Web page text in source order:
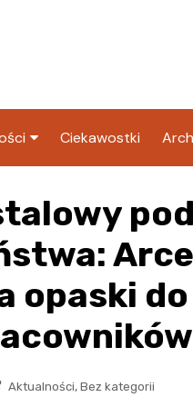
Ciekawostki
opaski
Aktualności, Bez kategorii